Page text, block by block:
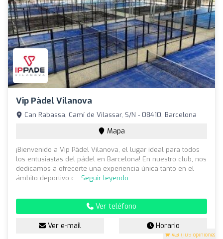
Vip Pàdel Vilanova
4.3 (109 opiniones)
Can Rabassa, Camí de Vilassar, S/N - 08410, Barcelona
Mapa
¡Bienvenido a Vip Pàdel Vilanova, el lugar ideal para todos
los entusiastas del pádel en Barcelona! En nuestro club, nos
dedicamos a ofrecerte una experiencia única tanto en el
ámbito deportivo c... Seguir leyendo
Ver teléfono
Ver e-mail Horario